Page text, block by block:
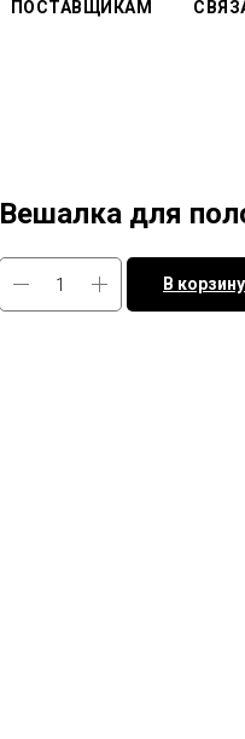
ПОСТАВЩИКАМ
Вешалка для
В корзину